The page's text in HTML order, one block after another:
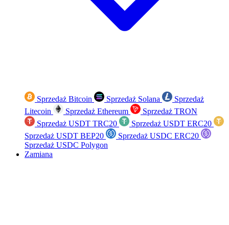
Sprzedaż Bitcoin Sprzedaż Solana
Sprzedaż
Litecoin
Sprzedaż Ethereum
Sprzedaż TRON
Sprzedaż USDT TRC20
Sprzedaż USDT ERC20
Sprzedaż USDT BEP20
Sprzedaż USDC ERC20
Sprzedaż USDC Polygon
Zamiana